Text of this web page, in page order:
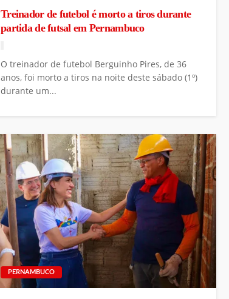
Treinador de futebol é morto a tiros durante
partida de futsal em Pernambuco
O treinador de futebol Berguinho Pires, de 36
anos, foi morto a tiros na noite deste sábado (1º)
durante um...
PERNAMBUCO